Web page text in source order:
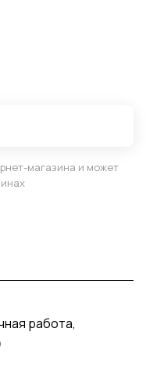
магазина и может
работа,